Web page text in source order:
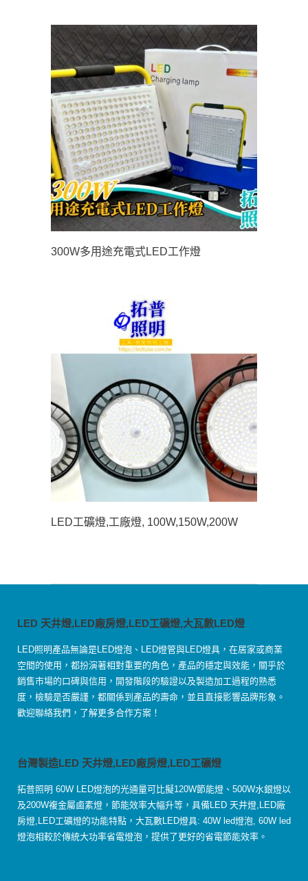
300W多用途充電式LED工作燈
LED工礦燈,工廠燈, 100W,150W,200W
LED 天井燈,LED廠房燈,LED工礦燈,大瓦數LED燈
LED照明產品無論是LED燈泡、LED燈管與LED燈具，在居家或商業
空間的使用，都扮演著相對重要的角色，產品的穩定與效能，關乎於
銷售市場的口碑與信用，開發階段的驗證以及製造加工過程的熟悉
度，檢驗是否嚴謹，都關係到產品的壽命，並且直接影響品牌形象。
歡迎聯絡我們，了解更多合作方案！
台灣製造LED 天井燈,LED廠房燈,LED工礦燈
拓普照明 60W LED燈泡的光通量可比擬120W節能燈、500W水銀燈以
及200W複金屬鹵素燈，節能效率大幅升等，具備LED 天井燈,LED廠
房燈,LED工礦燈的功能特點，大瓦數LED燈具: 40W led燈泡, 60W led
燈泡相較於傳統大功率省電燈泡，提供了更好的省電節能效率。